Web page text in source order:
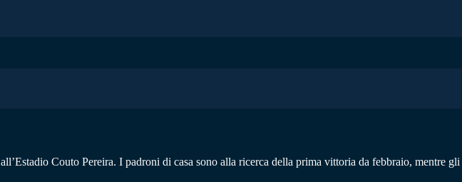
all’Estadio Couto Pereira. I padroni di casa sono alla ricerca della prima vittoria da febbraio, mentre gli